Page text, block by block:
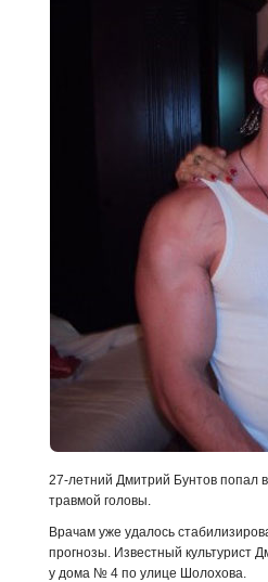
27-летний Дмитрий Бунтов попал
травмой головы.
Врачам уже удалось
прогнозы. Известный культурист
у дома № 4 по улице Шолохова.